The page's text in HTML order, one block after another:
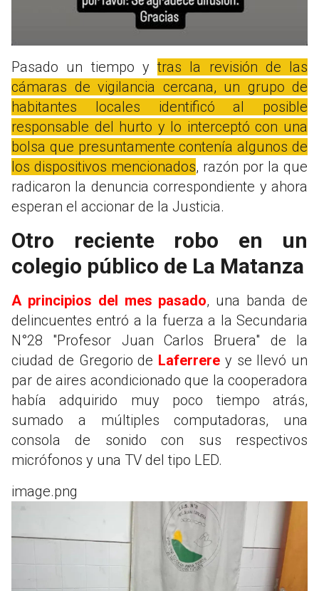
Pasado un tiempo ytras la revisión de las
cámaras de vigilancia cercana, un grupo de
habitantes locales identificó al posible
responsable del hurto y lo interceptó con una
bolsa que presuntamente contenía algunos de
los dispositivos mencionados, razón por la que
radicaron la denuncia correspondiente y ahora
esperan el accionar de la Justicia.
Otro reciente robo en un
colegio público de La Matanza
A principios del mes pasado, una banda de
delincuentes entró a la fuerza a la Secundaria
N°28 "Profesor Juan Carlos Bruera" de la
ciudad de Gregorio de Laferrere y se llevó un
par de aires acondicionado que la cooperadora
había adquirido muy poco tiempo atrás,
sumado a múltiples computadoras, una
consola de sonido con sus respectivos
micrófonos y una TV del tipo LED.
image.png